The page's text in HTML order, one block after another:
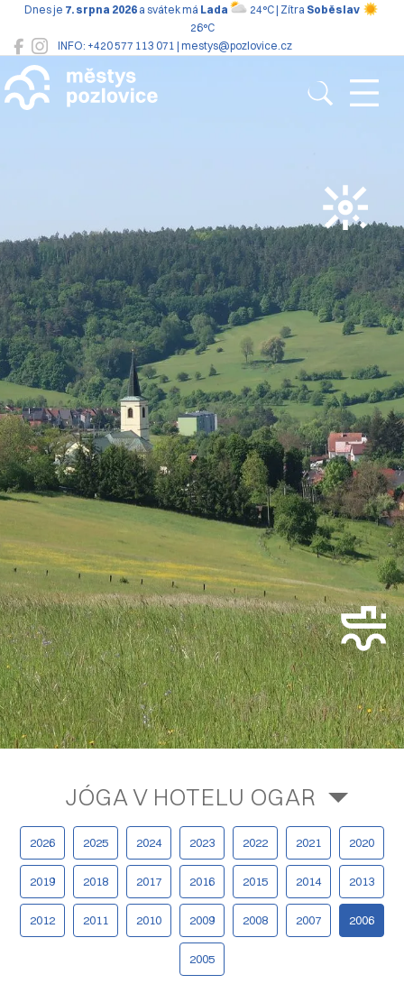
INFO: +420 577 113 071 | mestys@pozlovice.cz
Dnes je 7. srpna 2026 a svátek má Lada 24°C | Zítra Soběslav
26°C
Pozlovice
JÓGA V HOTELU OGAR
2026 2025 2024 2023 2022 2021 2020
2019 2018 2017 2016 2015 2014 2013
2012 2011 2010 2009 2008 2007 2006
2005